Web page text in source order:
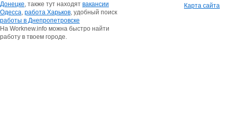
Донецке, также тут находят вакансии
Одесса, работа Харьков, удобный поиск
работы в Днепропетровске
На Worknew.info можна быстро найти
работу в твоем городе.
Карта сайта